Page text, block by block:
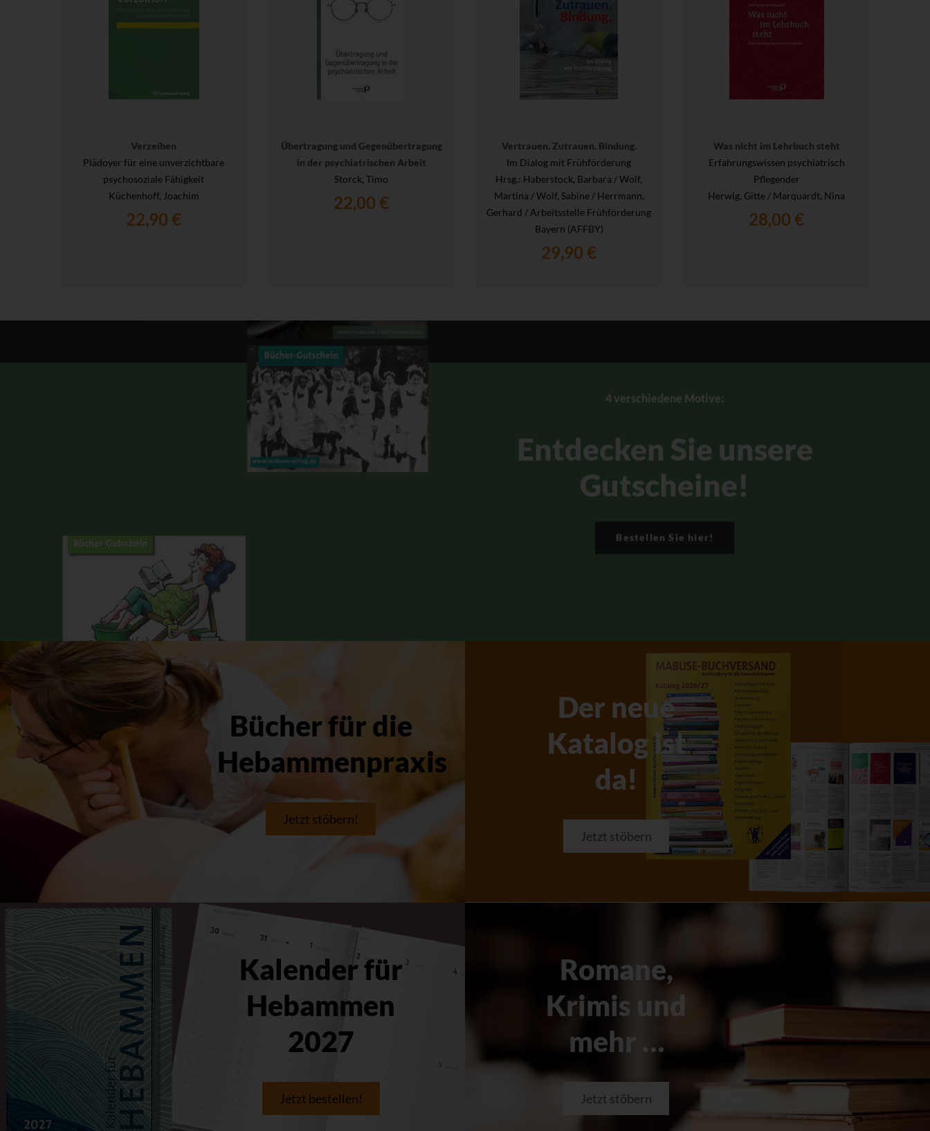
Verzeihen
Plädoyer für eine unverzichtbare
psychosoziale Fähigkeit
Küchenhoff, Joachim
22,90 €
Übertragung und Gegenübertragung
in der psychiatrischen Arbeit
Storck, Timo
22,00 €
Vertrauen. Zutrauen. Bindung.
Im Dialog mit Frühförderung
Hrsg.: Haberstock, Barbara / Wolf,
Martina / Wolf, Sabine / Herrmann,
Gerhard / Arbeitsstelle Frühförderung
Bayern (AFFBY)
29,90 €
Was nicht im Lehrbuch steht
Erfahrungswissen psychiatrisch
Pflegender
Herwig, Gitte / Marquardt, Nina
28,00 €
4 verschiedene Motive:
Entdecken Sie unsere
Gutscheine!
Bestellen Sie hier!
Bücher für die
Hebammenpraxis
Jetzt stöbern!
Der neue
Katalog ist
da!
Jetzt stöbern
Kalender für
Hebammen
2027
Jetzt bestellen!
Romane,
Krimis und
mehr …
Jetzt stöbern